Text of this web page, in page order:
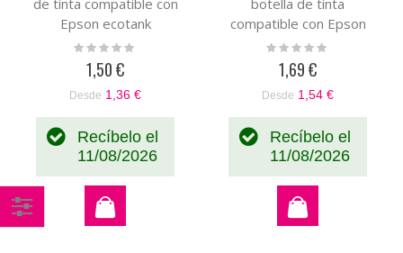
Epson ecotank
C13T03R140
Rating:
1,50 €
Desde 1,36 €
Recíbelo el
11/08/2026
compatible con Epson
Econtank C13T03R440
Rating:
1,69 €
Desde 1,54 €
Recíbelo el
11/08/2026
Comprar